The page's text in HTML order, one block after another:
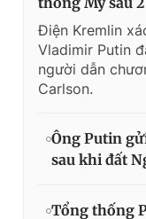
Điện Kremlin
Vladimir Putin
người dẫn
Carlson.
Ông Putin
sau khi đất
Tổng thống